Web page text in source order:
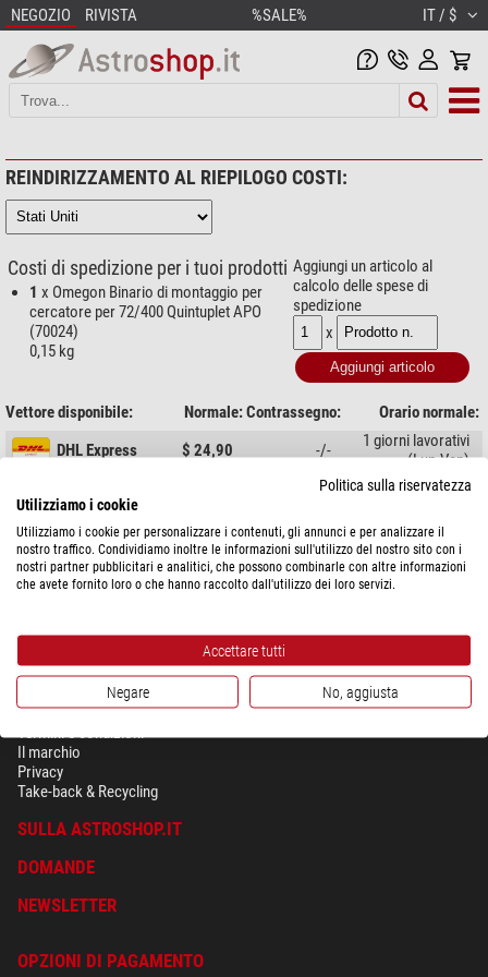
NEGOZIO RIVISTA %SALE% IT / $
REINDIRIZZAMENTO AL RIEPILOGO COSTI:
Costi di spedizione per i tuoi prodotti
1 x Omegon Binario di montaggio per
cercatore per 72/400 Quintuplet APO
(70024)
0,15 kg
Aggiungi un articolo al
calcolo delle spese di
spedizione
x
Vettore disponibile: Normale:Contrassegno:
Orario normale:
DHL Express
$ 24,90 -/-
1 giorni lavorativi
(Lun-Ven)
Mostra il riepilogo completo dei costi di spedizione a seconda del peso
del pacco per il Paese selezionato sopra.
SICUREZZA & PRIVACY
Termini e condizioni
Il marchio
Privacy
Take-back & Recycling
SULLA ASTROSHOP.IT
DOMANDE
NEWSLETTER
OPZIONI DI PAGAMENTO
Politica sulla riservatezza
Utilizziamo i cookie
Utilizziamo i cookie per personalizzare i contenuti, gli annunci e per analizzare il
nostro traffico. Condividiamo inoltre le informazioni sull'utilizzo del nostro sito con i
nostri partner pubblicitari e analitici, che possono combinarle con altre informazioni
che avete fornito loro o che hanno raccolto dall'utilizzo dei loro servizi.
Accettare tutti
Negare No, aggiusta